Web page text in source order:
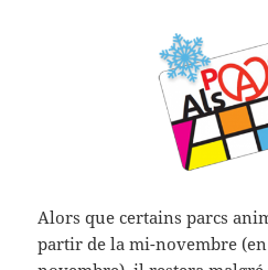
Alors que certains parcs
partir de la mi-novembre